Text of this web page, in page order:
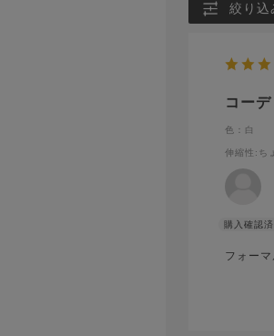
絞り込
コー
色：白
伸縮性 :ち
フォー